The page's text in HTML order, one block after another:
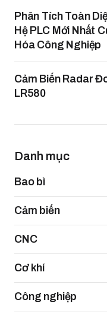
Phân Tích Toàn
Hệ PLC Mới Nhất
Hóa Công Nghiệp
Cảm Biến Radar
LR580
Danh mục
Bao bì
Cảm biến
CNC
Cơ khí
Công nghiệp